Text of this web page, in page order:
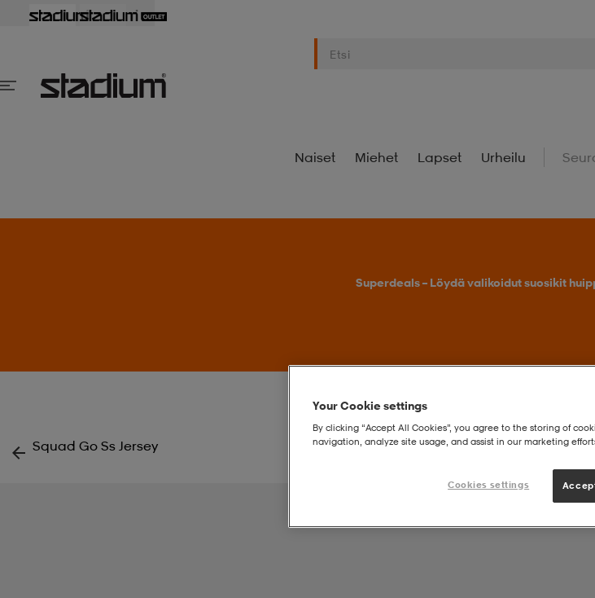
Naiset Miehet Lapset Urheilu
Osta 2 tai enemmän, saat -25 %
Squad Go Ss Jersey
Your Cookie settings
By clicking “Accept All Cookies”, you agree to the storing of
navigation, analyze site usage, and assist in our marketing
Cookies settings